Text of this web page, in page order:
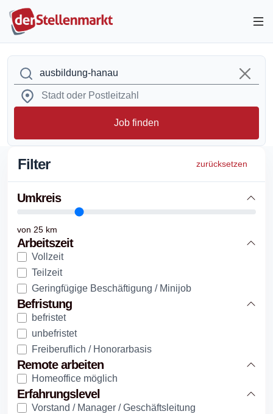
Job finden
Filter zurücksetzen
Umkreis
von 25 km
Arbeitszeit
Vollzeit
Teilzeit
Geringfügige Beschäftigung / Minijob
Befristung
befristet
unbefristet
Freiberuflich / Honorarbasis
Remote arbeiten
Homeoffice möglich
Erfahrungslevel
Vorstand / Manager / Geschäftsleitung